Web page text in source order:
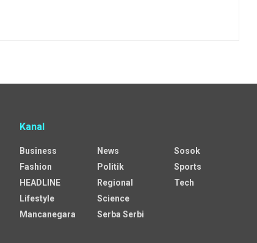
Kanal
Business
Fashion
HEADLINE
Lifestyle
Mancanegara
News
Politik
Regional
Science
Serba Serbi
Sosok
Sports
Tech